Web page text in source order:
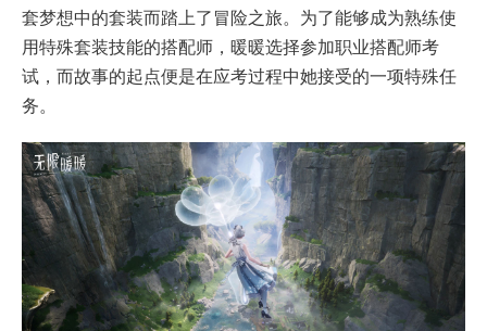
套梦想中的套装而踏上了冒险之旅。为了能够成为熟练使
用特殊套装技能的搭配师，暖暖选择参加职业搭配师考
试，而故事的起点便是在应考过程中她接受的一项特殊任
务。